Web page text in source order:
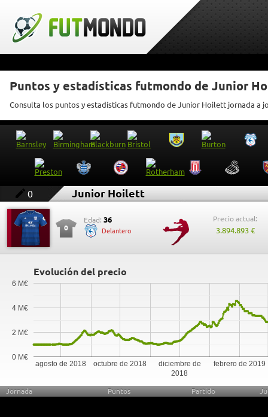
Puntos y estadísticas futmondo de Junior
Consulta los puntos y estadísticas futmondo de Junior Hoilett jornada a
0 Junior Hoilett
0
Edad: 36
Delantero
Precio actual:
3.894.893 €
Evolución del precio
agosto de 2018 octubre de 2018
diciembre de
2018
febrero de 2019
0 M€
2 M€
4 M€
6 M€
Jornada Puntos Partido